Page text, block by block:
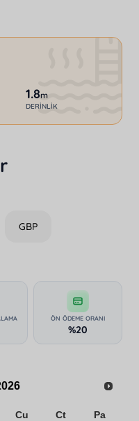
1.8m
DERINLIK
GBP
ÖN ÖDEME ORANI
%20
Cu Ct Pa